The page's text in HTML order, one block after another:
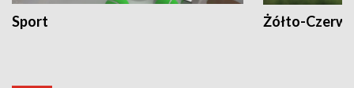
Sport Żółto-